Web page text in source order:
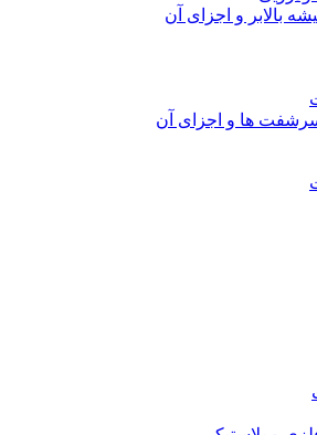
بالابر و اجزای آن
ها و اجزای آن